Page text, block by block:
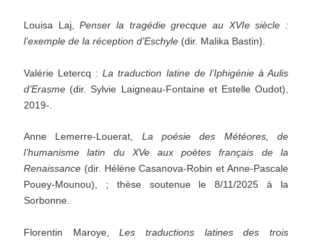
Louisa Laj,Penser la tragédie grecque au XVIe siècle :
l’exemple de la réception d’Eschyle (dir. Malika Bastin).
Valérie Letercq :La traduction latine de l’Iphigénie à Aulis
d’Erasme (dir. Sylvie Laigneau-Fontaine et Estelle Oudot),
2019-.
Anne Lemerre-Louerat, La poésie des Météores, de
l’humanisme latin du XVe aux poètes français de la
Renaissance (dir. Hélène Casanova-Robin et Anne-Pascale
Pouey-Mounou), ; thèse soutenue le 8/11/2025 à la
Sorbonne.
Florentin Maroye,Les traductions latines des trois